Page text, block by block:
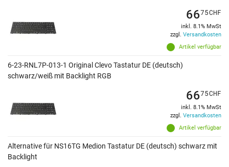
Artikel verfügbar
6675CHF
inkl. 8.1% MwSt
zzgl. Versandkosten
6-23-RNL7P-013-1 Original Clevo Tastatur DE (deutsch)
schwarz/weiß mit Backlight RGB
Artikel verfügbar
6675CHF
inkl. 8.1% MwSt
zzgl. Versandkosten
Alternative für NS16TG Medion Tastatur DE (deutsch) schwarz mit
Backlight